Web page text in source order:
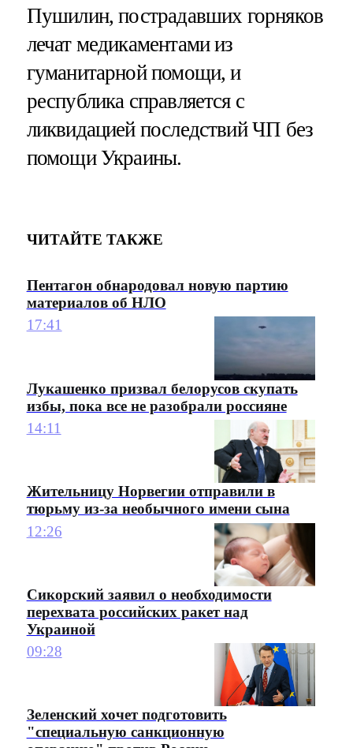
Пушилин, пострадавших горняков
лечат медикаментами из
гуманитарной помощи, и
республика справляется с
ликвидацией последствий ЧП без
помощи Украины.
ЧИТАЙТЕ ТАКЖЕ
Пентагон обнародовал новую партию
материалов об НЛО
17:41
Лукашенко призвал белорусов скупать
избы, пока все не разобрали россияне
14:11
Жительницу Норвегии отправили в
тюрьму из-за необычного имени сына
12:26
Сикорский заявил о необходимости
перехвата российских ракет над
Украиной
09:28
Зеленский хочет подготовить
"специальную санкционную